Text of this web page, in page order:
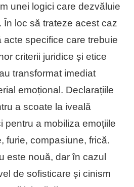
unei logici care dezvăluie
În loc să trateze acest caz
acte specifice care trebuie
criterii juridice și etice
transformat imediat
emoțional. Declarațiile
a scoate la iveală
pentru a mobiliza emoțiile
furie, compasiune, frică.
este nouă, dar în cazul
de sofisticare și cinism